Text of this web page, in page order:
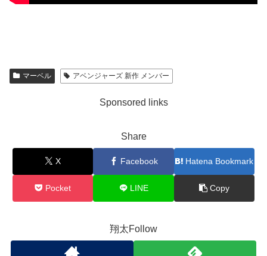
マーベル アベンジャーズ 新作 メンバー
Sponsored links
Share
X Facebook Hatena Bookmark
Pocket LINE Copy
翔太Follow